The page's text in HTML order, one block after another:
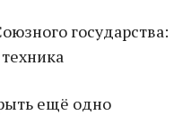
государства:
ещё одно